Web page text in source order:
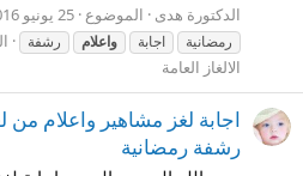
الدكتورة هدى الموضوع 25 يونيو 2016
رمضانية
اجابة واعلام رشفة
الالغاز العامة
رشفة رمضانية